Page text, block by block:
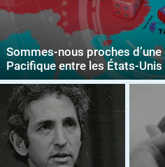
Sommes-nous proches
Pacifique entre les États-Unis